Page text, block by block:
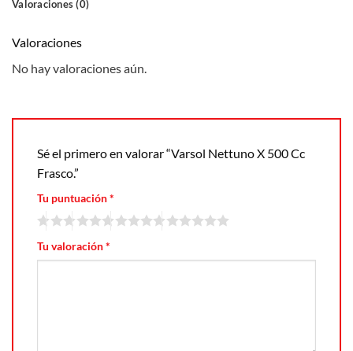
Valoraciones (0)
Valoraciones
No hay valoraciones aún.
Sé el primero en valorar “Varsol Nettuno X 500 Cc
Frasco.”
Tu puntuación*
Tu valoración*